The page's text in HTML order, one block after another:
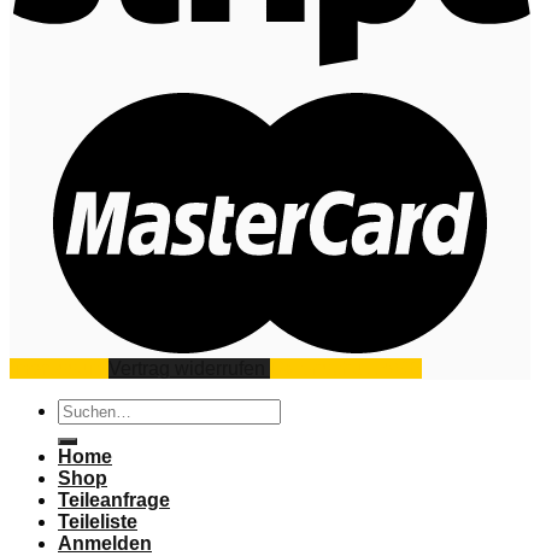
Suchen
nach:
Home
Shop
Teileanfrage
Teileliste
Anmelden